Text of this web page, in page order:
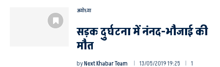
अयोध्या
सड़क दुर्घटना में नंनद-भौजाई की
मौत
byNext Khabar Team 13/05/2019 19:25
1